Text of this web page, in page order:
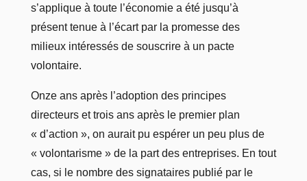
s’applique à toute l’économie a été jusqu’à
présent tenue à l’écart par la promesse des
milieux intéressés de souscrire à un pacte
volontaire.
Onze ans après l’adoption des principes
directeurs et trois ans après le premier plan
« d’action », on aurait pu espérer un peu plus de
« volontarisme » de la part des entreprises. En tout
cas, si le nombre des signataires publié par le